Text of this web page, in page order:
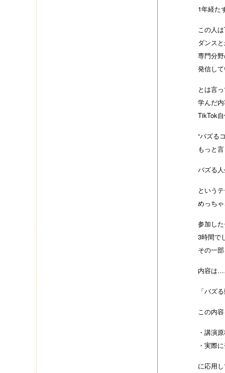
1年経た
この人
ダンス
専門分
発信し
とは言
学んだ
TikTok
“バズる
もっと
バズる
という
めっち
参加し
3時間で
その一
内容は
「バズ
この内
・講演
・実際
に応用